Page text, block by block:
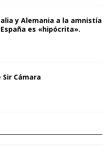
y Alemania a la amnistía
es «hipócrita».
Cámara